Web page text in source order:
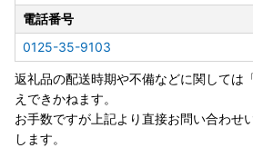
この度、寄附者様からのご要望にお応
（全12回）を復活いたしました。
これまで本定期便は、市場価格の高騰
け、安定した品質と供給を維持するこ
一時的に受付を停止しておりました。
しかしながら、停止期間中にも「毎月
しい」「奈井江町のお米を1年を通し
電話番号
0125-35-9103
返礼品の配送時期や不備などに関しては
えできかねます。
お手数ですが上記より直接お問い合わせ
します。